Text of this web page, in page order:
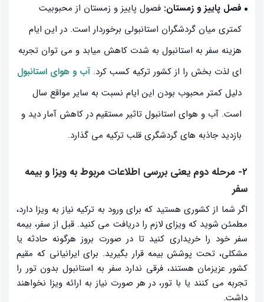
فصل پاییز و زمستان: فصول پاییز و زمستان از محبوبیت
کمتری میان گردشگران استانبولی برخوردار است. در این ایام
هزینه سفر به استانبول به شدت کاهش میابد و می توان تجربه
ای لذت بخش را از کشور ترکیه کسب کرد. آب و هوای استانبول
دلیل کمتر محبوب بودن این ایام نسبت به سایر مواقع سال
است. آب و هوای استانبول تاثیر مستقیم در کاهش آمار دید و
بازدید جاذبه های گردشگری قلب ترکیه می گذارد.
2- مرحله دوم یعنی بررسی اطلاعات مربوط به ویزا و بیمه
سفر
اگر شما از کشوری هستید که برای ورود به ترکیه نیاز به ویزا دارد،
مطمئن شوید که ویزای لازم را دریافت می کنید. قبل از سفر، بیمه
سفر خود را خریداری کنید تا در صورت بروز هرگونه حادثه یا
مشکلی، تحت پوشش بیمه قرار بگیرید. برای ایرانیانی که مقیم
کشور عزیزمان هستند، فرقی ندارد سفر به استانبول بدون تور را
تجربه می کنند یا با تور، در هر صورت نیاز به ارائه ویزا نخواهند
داشت.